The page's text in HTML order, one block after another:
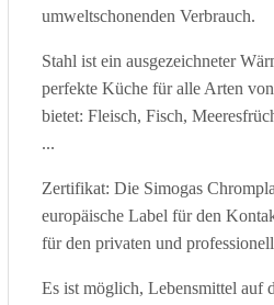
umweltschonenden Verbrauch.
Stahl ist ein ausgezeichneter
perfekte Küche für alle Arten
bietet: Fleisch, Fisch,
...
Zertifikat: Die Simogas
europäische Label für den
für den privaten und
Es ist möglich, Lebensmittel auf